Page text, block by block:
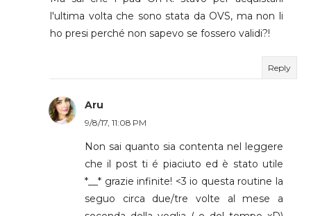
l'ultima volta che sono stata da OVS, ma non li
ho presi perché non sapevo se fossero validi?!
Reply
Aru
9/8/17, 11:08 PM
Non sai quanto sia contenta nel leggere
che il post ti é piaciuto ed è stato utile
*__* grazie infinite! <3 io questa routine la
seguo circa due/tre volte al mese a